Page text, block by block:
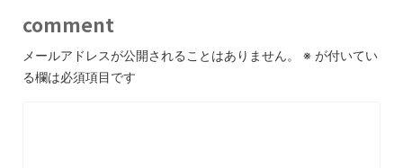
comment
メールアドレスが公開されることはありません。 ※ が付いてい
る欄は必須項目です